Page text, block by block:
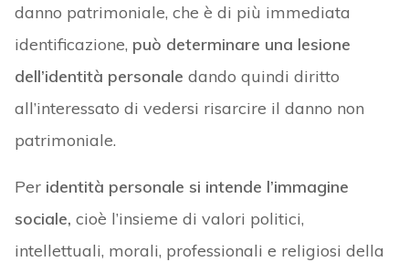
danno patrimoniale, che è di più immediata
identificazione, può determinare una lesione
dell’identità personale dando quindi diritto
all’interessato di vedersi risarcire il danno non
patrimoniale.
Per identità personale si intende l’immagine
sociale, cioè l’insieme di valori politici,
intellettuali, morali, professionali e religiosi della